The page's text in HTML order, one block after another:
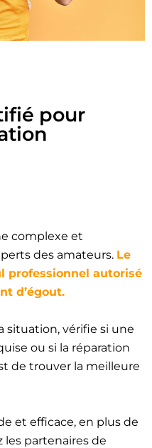
pour
complexe et
des amateurs. Le
professionnel autorisé
d’égout.
situation, vérifie si une
ou si la réparation
de trouver la meilleure
et efficace, en plus de
les partenaires de